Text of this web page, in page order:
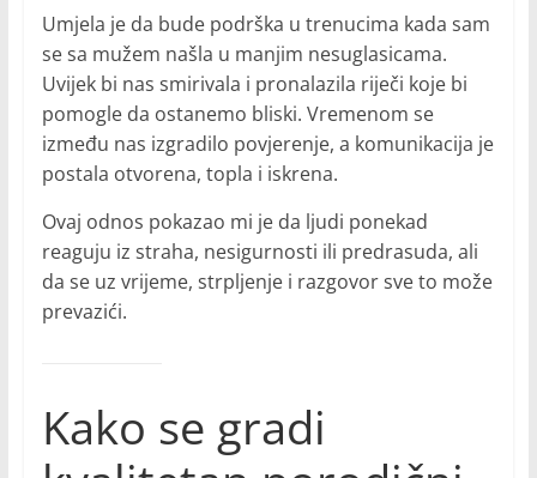
Umjela je da bude podrška u trenucima kada sam
se sa mužem našla u manjim nesuglasicama.
Uvijek bi nas smirivala i pronalazila riječi koje bi
pomogle da ostanemo bliski. Vremenom se
između nas izgradilo povjerenje, a komunikacija je
postala otvorena, topla i iskrena.
Ovaj odnos pokazao mi je da ljudi ponekad
reaguju iz straha, nesigurnosti ili predrasuda, ali
da se uz vrijeme, strpljenje i razgovor sve to može
prevazići.
Kako se gradi